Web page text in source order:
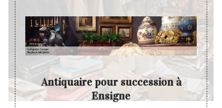
Antiquaire pour succession à
Ensigne
La